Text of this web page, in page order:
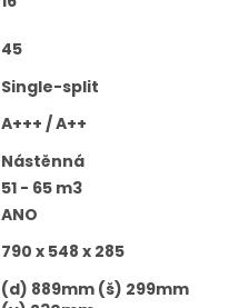
45
Single-split
A+++ / A++
Nástěnná
51 - 65 m3
ANO
790 x 548 x 285
(d) 889mm (š) 299mm